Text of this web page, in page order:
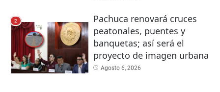
2
Pachuca renovará cruces
peatonales, puentes y
banquetas; así será el
proyecto de imagen urbana
Agosto 6, 2026